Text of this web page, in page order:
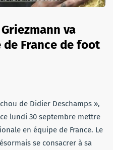
va
France de foot
de Didier Deschamps »,
lundi 30 septembre mettre
en équipe de France. Le
se consacrer à sa